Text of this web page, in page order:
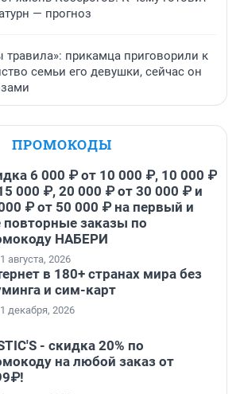
— прогноз
травила»: прикамца приговорили к
семьи его девушки, сейчас он
ПРОМОКОДЫ
6 000 ₽ от 10 000 ₽, 10 000 ₽
000 ₽, 20 000 ₽ от 30 000 ₽ и
₽ от 50 000 ₽ на первый и
повторные заказы по
НАБЕРИ
августа, 2026
в 180+ странах мира без
и сим-карт
декабря, 2026
- скидка 20% по
на любой заказ от